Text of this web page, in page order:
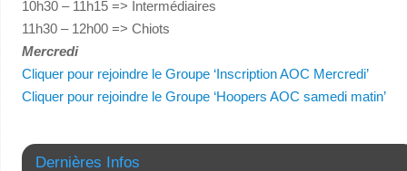
10h30 – 11h15 => Intermédiaires
11h30 – 12h00 => Chiots
Mercredi
Cliquer pour rejoindre le Groupe ‘Inscription AOC Mercredi’
Cliquer pour rejoindre le Groupe ‘Hoopers AOC samedi matin’
Dernières Infos